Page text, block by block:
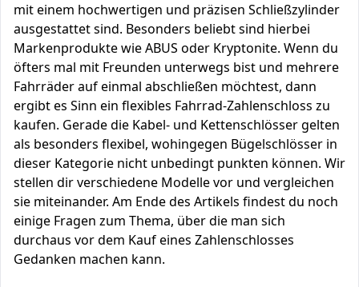
mit einem hochwertigen und präzisen Schließzylinder
ausgestattet sind. Besonders beliebt sind hierbei
Markenprodukte wie ABUS oder Kryptonite. Wenn du
öfters mal mit Freunden unterwegs bist und mehrere
Fahrräder auf einmal abschließen möchtest, dann
ergibt es Sinn ein flexibles Fahrrad-Zahlenschloss zu
kaufen. Gerade die Kabel- und Kettenschlösser gelten
als besonders flexibel, wohingegen Bügelschlösser in
dieser Kategorie nicht unbedingt punkten können. Wir
stellen dir verschiedene Modelle vor und vergleichen
sie miteinander. Am Ende des Artikels findest du noch
einige Fragen zum Thema, über die man sich
durchaus vor dem Kauf eines Zahlenschlosses
Gedanken machen kann.